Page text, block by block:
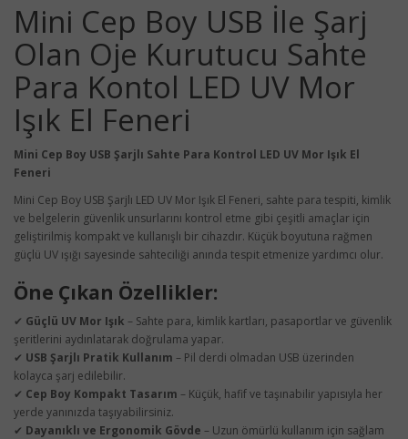
Mini Cep Boy USB İle Şarj
Olan Oje Kurutucu Sahte
Para Kontol LED UV Mor
Işık El Feneri
Mini Cep Boy USB Şarjlı Sahte Para Kontrol LED UV Mor Işık El
Feneri
Mini Cep Boy USB Şarjlı LED UV Mor Işık El Feneri, sahte para tespiti, kimlik
ve belgelerin güvenlik unsurlarını kontrol etme gibi çeşitli amaçlar için
geliştirilmiş kompakt ve kullanışlı bir cihazdır. Küçük boyutuna rağmen
güçlü UV ışığı sayesinde sahteciliği anında tespit etmenize yardımcı olur.
Öne Çıkan Özellikler:
✔ Güçlü UV Mor Işık – Sahte para, kimlik kartları, pasaportlar ve güvenlik
şeritlerini aydınlatarak doğrulama yapar.
✔ USB Şarjlı Pratik Kullanım – Pil derdi olmadan USB üzerinden
kolayca şarj edilebilir.
✔ Cep Boy Kompakt Tasarım – Küçük, hafif ve taşınabilir yapısıyla her
yerde yanınızda taşıyabilirsiniz.
✔ Dayanıklı ve Ergonomik Gövde – Uzun ömürlü kullanım için sağlam